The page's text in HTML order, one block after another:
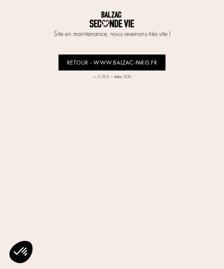
Site en maintenance, nous revenons très vite !
RETOUR - WWW.BALZAC-PARIS.FR
v. 3.16.0- status: 500